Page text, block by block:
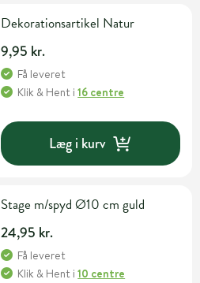
Dekorationsartikel Natur
9,95 kr.
Få leveret
Klik & Hent i16 centre
Læg i kurv
Stage m/spyd Ø10 cm guld
24,95 kr.
Få leveret
Klik & Hent i10 centre